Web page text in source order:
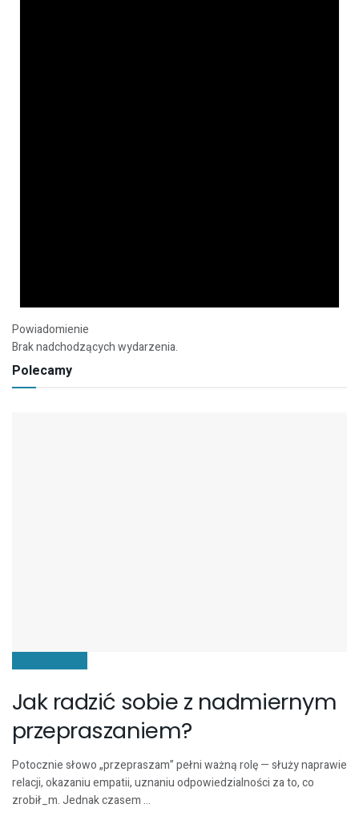
Powiadomienie
Brak nadchodzących wydarzenia.
Polecamy
Jak radzić sobie z nadmiernym
przepraszaniem?
Potocznie słowo „przepraszam” pełni ważną rolę — służy naprawie
relacji, okazaniu empatii, uznaniu odpowiedzialności za to, co
zrobił_m. Jednak czasem ...